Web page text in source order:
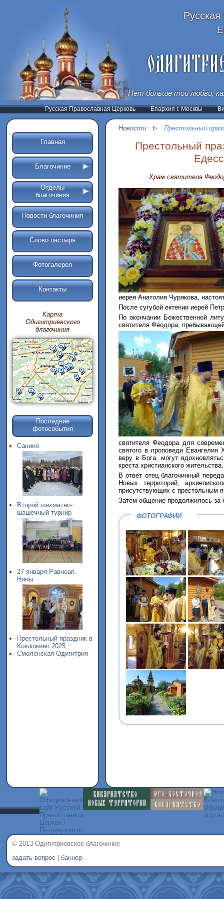
Нет больше той любви,
Русская Православная Церковь Епархия г. Москвы
Главная
Благочиние
Отделы
благочиния
Новости благочиния
Слово пастыря
Фотогалерея
Контакты
Карта
Одигитриевского
благочиния
Последние
фотособытия
Санино
Второй шахматно-
шашечный турнир
27 января Равноап.
Нины
Престольный праздник в
Кокошкино 2025
Смоленская Одигитрия
Новости Престольный
Престольный
Храм святителя
иерея Анатолия Чурякова,
После сугубой ектении иерей
По окончании Божественной
святителя Феодора,
святителя Феодора для
святого в проповеди Евангелия
веру в Бога, могут
креста христианского жительства.
В ответ отец благочинный
Новых территорий,
присутствующих с престольным
Затем общение продолжилось за
ФОТОГРАФИИ
© 2013 Одигитриевское благочиние
задать вопрос
баннер